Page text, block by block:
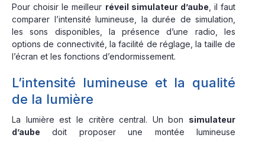
Pour choisir le meilleur réveil simulateur d’aube , il faut
comparer l’intensité lumineuse, la durée de simulation,
les sons disponibles, la présence d’une radio, les
options de connectivité, la facilité de réglage, la taille de
l’écran et les fonctions d’endormissement.
L’intensité lumineuse et la qualité
de la lumière
La lumière est le critère central. Un bon simulateur
d’aube doit proposer une montée lumineuse